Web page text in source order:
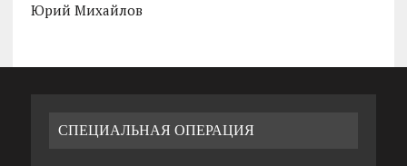
Юрий Михайлов
СПЕЦИАЛЬНАЯ ОПЕРАЦИЯ